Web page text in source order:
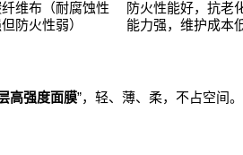
维布（耐腐蚀性
防火性弱）
防火性能好，抗老
能力强，维护成本
高强度面膜”，轻、薄、柔，不占空间。